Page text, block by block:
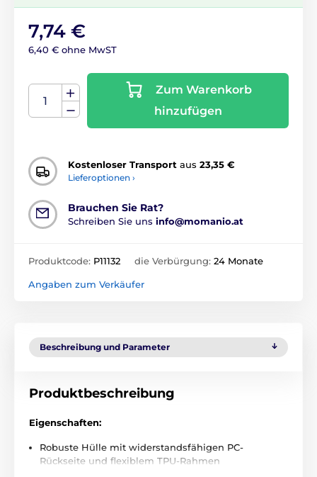
7,74 €
6,40 € ohne MwST
Zum Warenkorb
hinzufügen
Kostenloser Transport aus 23,35 €
Lieferoptionen ›
Brauchen Sie Rat?
Schreiben Sie uns info@momanio.at
Produktcode: P11132 die Verbürgung: 24 Monate
Angaben zum Verkäufer
Beschreibung und Parameter
Produktbeschreibung
Eigenschaften:
Robuste Hülle mit widerstandsfähigen PC-
Rückseite und flexiblem TPU-Rahmen